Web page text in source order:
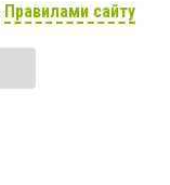
Правилами сайту